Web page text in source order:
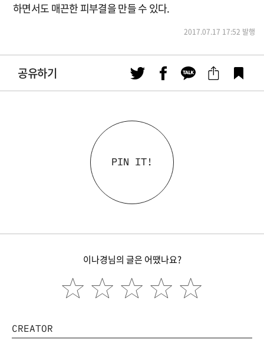
하면서도 매끈한 피부결을 만들 수 있다.
2017.07.17 17:52 발행
공유하기
PIN IT!
이나경님의 글은 어땠나요?
CREATOR